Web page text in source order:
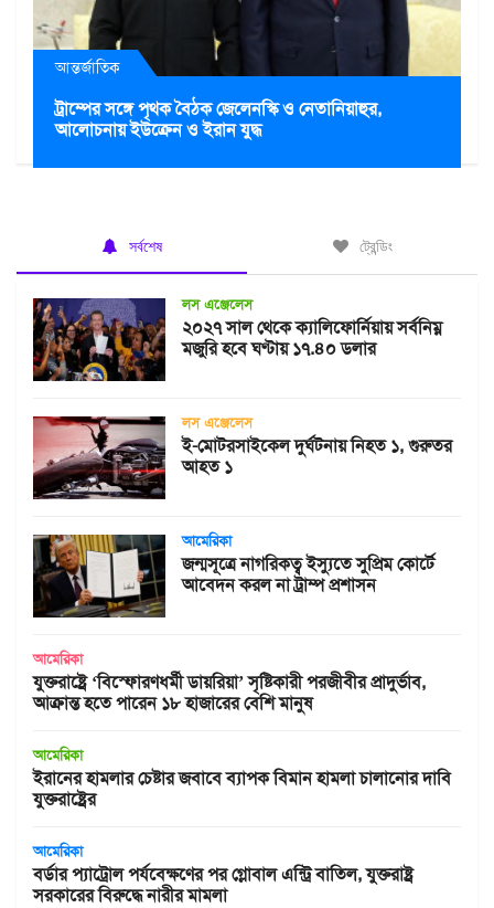
আন্তর্জাতিক
ট্রাম্পের সঙ্গে পৃথক বৈঠক জেলেনস্কি ও নেতানিয়াহুর,
আলোচনায় ইউক্রেন ও ইরান যুদ্ধ
সর্বশেষ ট্রেন্ডিং
লস এঞ্জেলেস
২০২৭ সাল থেকে ক্যালিফোর্নিয়ায় সর্বনিম্ন
মজুরি হবে ঘণ্টায় ১৭.৪০ ডলার
লস এঞ্জেলেস
ই-মোটরসাইকেল দুর্ঘটনায় নিহত ১, গুরুতর
আহত ১
আমেরিকা
জন্মসূত্রে নাগরিকত্ব ইস্যুতে সুপ্রিম কোর্টে
আবেদন করল না ট্রাম্প প্রশাসন
আমেরিকা
যুক্তরাষ্ট্রে ‘বিস্ফোরণধর্মী ডায়রিয়া’ সৃষ্টিকারী পরজীবীর প্রাদুর্ভাব,
আক্রান্ত হতে পারেন ১৮ হাজারের বেশি মানুষ
আমেরিকা
ইরানের হামলার চেষ্টার জবাবে ব্যাপক বিমান হামলা চালানোর দাবি
যুক্তরাষ্ট্রের
আমেরিকা
বর্ডার প্যাট্রোল পর্যবেক্ষণের পর গ্লোবাল এন্ট্রি বাতিল, যুক্তরাষ্ট্র
সরকারের বিরুদ্ধে নারীর মামলা